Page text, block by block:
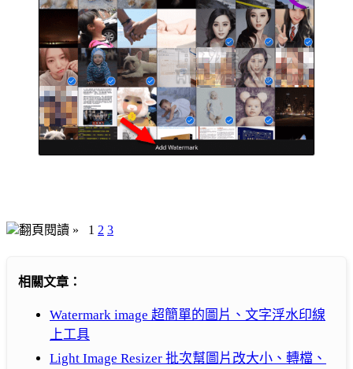
翻頁閱讀 » 1 2 3
相關文章：
Watermark image 超簡單的圖片、文字浮水印線
上工具
Light Image Resizer 批次幫圖片改大小、轉檔、